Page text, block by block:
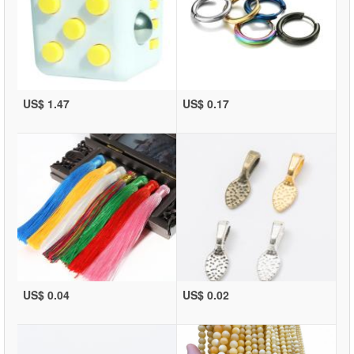
US$ 1.47 US$ 0.17
US$ 0.04 US$ 0.02